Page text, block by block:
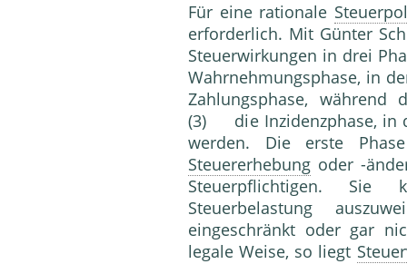
Für eine rationale
erforderlich. Mit Günter
Steuerwirkungen in drei
Wahrnehmungsphase, in
Zahlungsphase, während
(3) die Inzidenzphase, in
werden. Die erste
Steuererhebung oder -
Steuerpflichtigen. Sie
Steuerbelastung
eingeschränkt oder gar
legale Weise, so liegt